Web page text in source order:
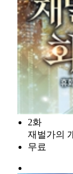
2화
재벌가의
무료